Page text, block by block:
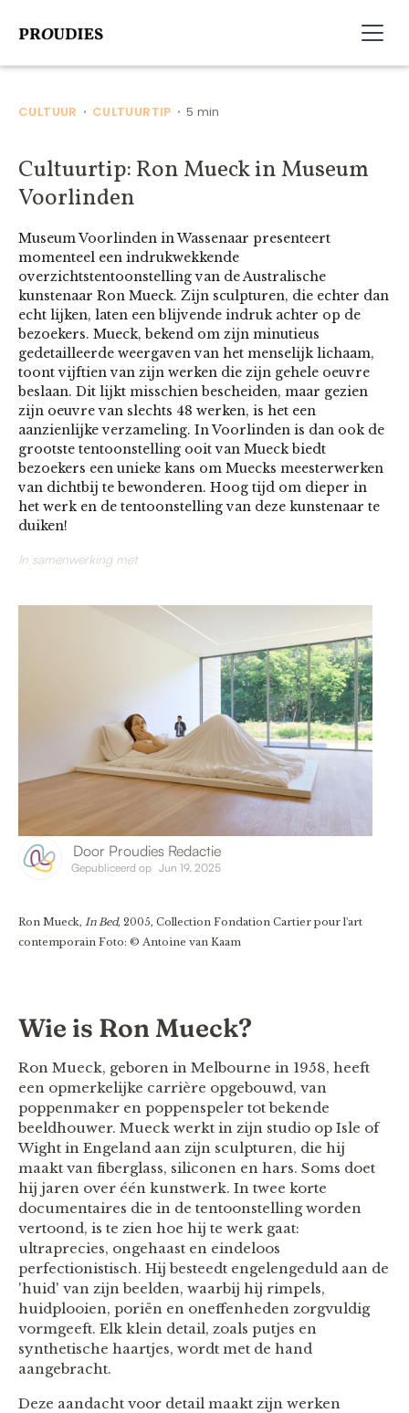
CULTUUR • CULTUURTIP • 5 min
Cultuurtip: Ron Mueck in Museum
Voorlinden
Museum Voorlinden in Wassenaar presenteert
momenteel een indrukwekkende
overzichtstentoonstelling van de Australische
kunstenaar Ron Mueck. Zijn sculpturen, die echter dan
echt lijken, laten een blijvende indruk achter op de
bezoekers. Mueck, bekend om zijn minutieus
gedetailleerde weergaven van het menselijk lichaam,
toont vijftien van zijn werken die zijn gehele oeuvre
beslaan. Dit lijkt misschien bescheiden, maar gezien
zijn oeuvre van slechts 48 werken, is het een
aanzienlijke verzameling. In Voorlinden is dan ook de
grootste tentoonstelling ooit van Mueck biedt
bezoekers een unieke kans om Muecks meesterwerken
van dichtbij te bewonderen. Hoog tijd om dieper in
het werk en de tentoonstelling van deze kunstenaar te
duiken!
In samenwerking met
Door Proudies Redactie
Gepubliceerd op Jun 19, 2025
Ron Mueck, In Bed, 2005, Collection Fondation Cartier pour l'art
contemporain Foto: © Antoine van Kaam
Wie is Ron Mueck?
Ron Mueck, geboren in Melbourne in 1958, heeft
een opmerkelijke carrière opgebouwd, van
poppenmaker en poppenspeler tot bekende
beeldhouwer. Mueck werkt in zijn studio op Isle of
Wight in Engeland aan zijn sculpturen, die hij
maakt van fiberglass, siliconen en hars. Soms doet
hij jaren over één kunstwerk. In twee korte
documentaires die in de tentoonstelling worden
vertoond, is te zien hoe hij te werk gaat:
ultraprecies, ongehaast en eindeloos
perfectionistisch. Hij besteedt engelengeduld aan de
'huid' van zijn beelden, waarbij hij rimpels,
huidplooien, poriën en oneffenheden zorgvuldig
vormgeeft. Elk klein detail, zoals putjes en
synthetische haartjes, wordt met de hand
aangebracht.
Deze aandacht voor detail maakt zijn werken